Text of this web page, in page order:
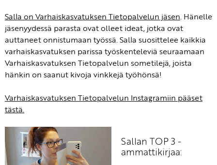
Salla on Varhaiskasvatuksen Tietopalvelun jäsen. Hänelle
jäsenyydessä parasta ovat olleet ideat, jotka ovat
auttaneet onnistumaan työssä. Salla suosittelee kaikkia
varhaiskasvatuksen parissa työskenteleviä seuraamaan
Varhaiskasvatuksen Tietopalvelun sometilejä, joista
hänkin on saanut kivoja vinkkejä työhönsä!
Varhaiskasvatuksen Tietopalvelun Instagramiin pääset
tästä.
Sallan TOP 3 -
ammattikirjaa: